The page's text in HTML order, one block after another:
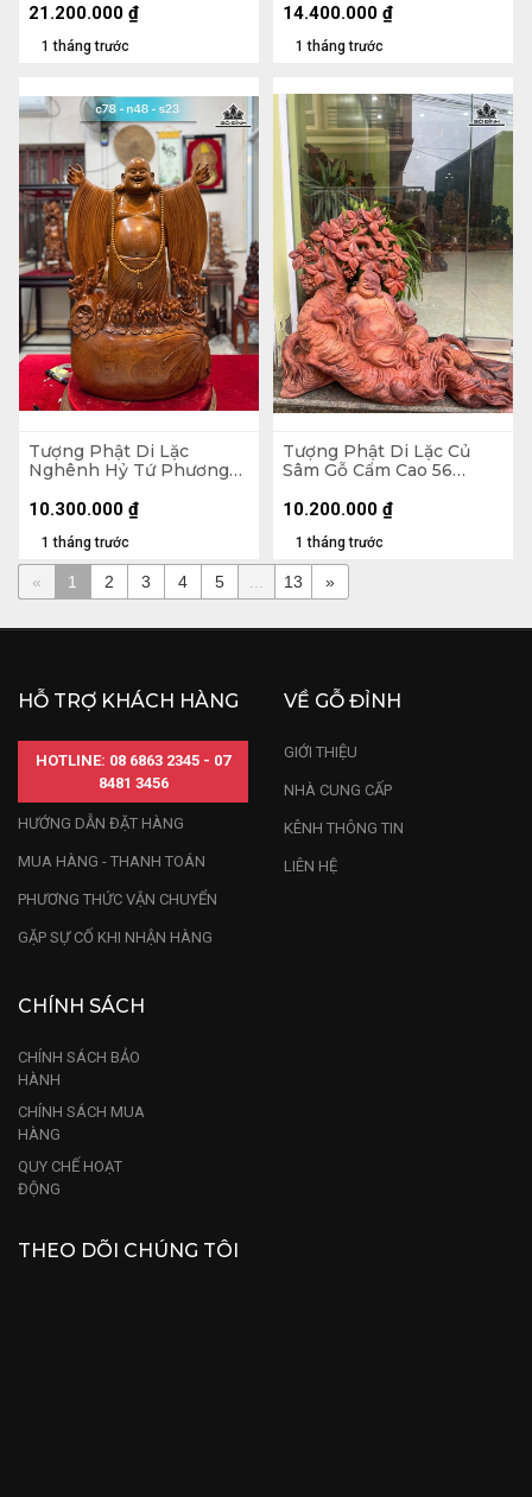
1 tháng trước
21.200.000 ₫
1 tháng trước
14.400.000 ₫
Tượng Phật Di Lặc
Nghênh Hỷ Tứ Phương
Ngang 46 Sâu 23 (cm)
1 tháng trước
10.300.000 ₫
Tượng Phật Di Lặc Củ
Sâm Gỗ Cẩm Cao 56
1 tháng trước
10.200.000 ₫
« 1 2 3 4 5 13 »
HỖ TRỢ KHÁCH HÀNG
HOTLINE: 08 6863 2345 - 07
8481 3456
HƯỚNG DẪN ĐẶT HÀNG
MUA HÀNG - THANH TOÁN
PHƯƠNG THỨC VẬN CHUYỂN
GẶP SỰ CỐ KHI NHẬN HÀNG
VỀ GỖ ĐỈNH
GIỚI THIỆU
NHÀ CUNG CẤP
KÊNH THÔNG TIN
LIÊN HỆ
CHÍNH SÁCH
CHÍNH SÁCH BẢO
HÀNH
CHÍNH SÁCH MUA
HÀNG
QUY CHẾ HOẠT
ĐỘNG
THEO DÕI CHÚNG TÔI